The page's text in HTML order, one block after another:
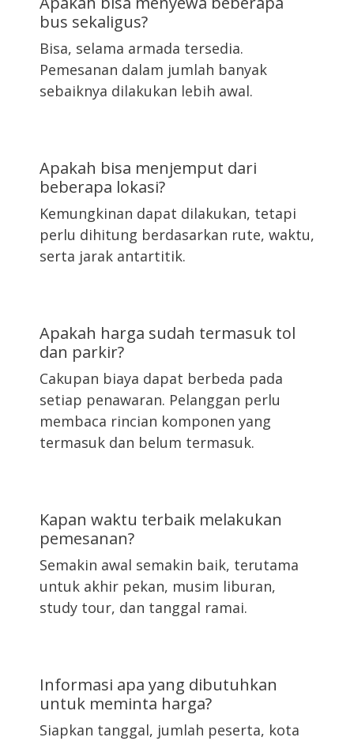
bus sekaligus?
Bisa, selama armada tersedia.
Pemesanan dalam jumlah banyak
sebaiknya dilakukan lebih awal.
Apakah bisa menjemput dari
beberapa lokasi?
Kemungkinan dapat dilakukan, tetapi
perlu dihitung berdasarkan rute, waktu,
serta jarak antartitik.
Apakah harga sudah termasuk tol
dan parkir?
Cakupan biaya dapat berbeda pada
setiap penawaran. Pelanggan perlu
membaca rincian komponen yang
termasuk dan belum termasuk.
Kapan waktu terbaik melakukan
pemesanan?
Semakin awal semakin baik, terutama
untuk akhir pekan, musim liburan,
study tour, dan tanggal ramai.
Informasi apa yang dibutuhkan
untuk meminta harga?
Siapkan tanggal, jumlah peserta, kota